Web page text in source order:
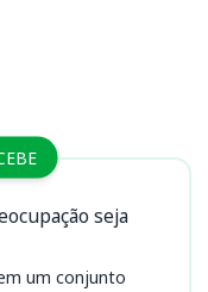
seja
um conjunto